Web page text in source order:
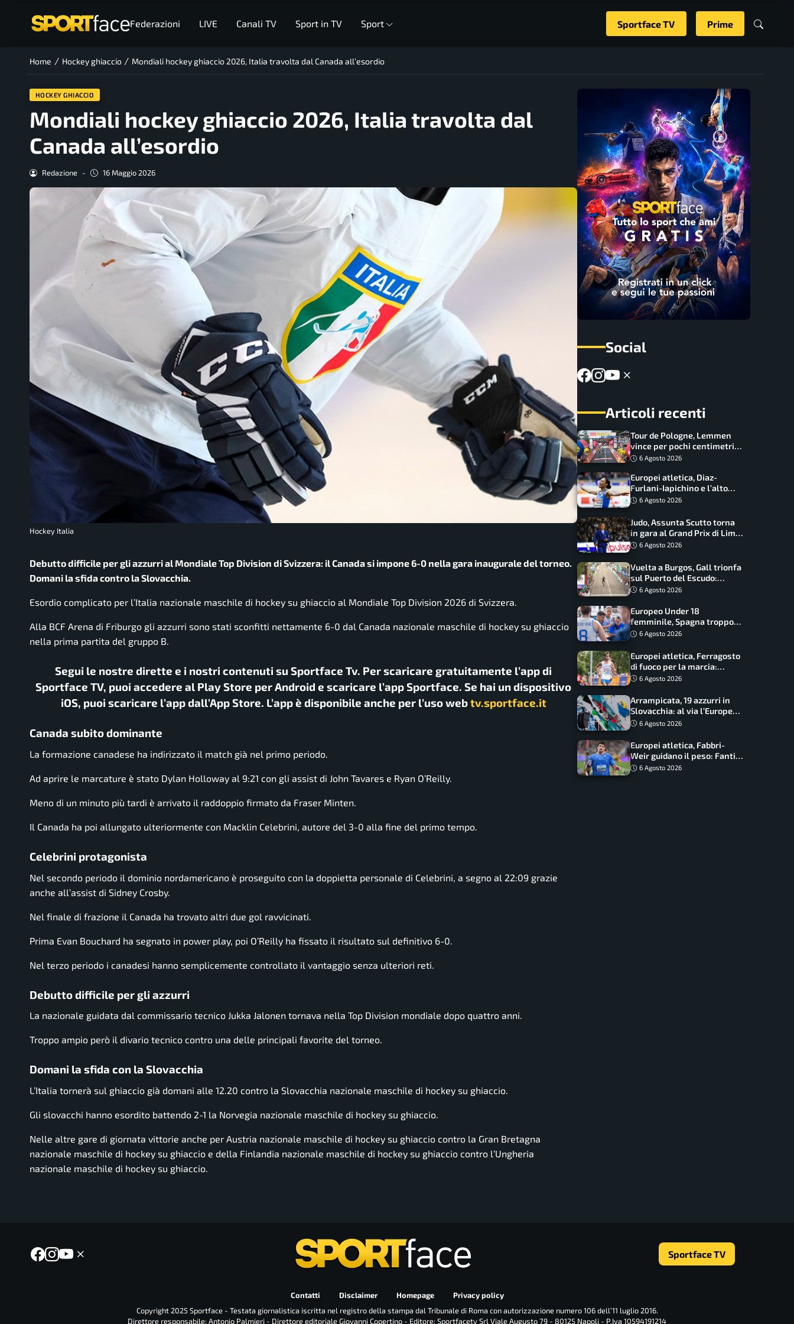
Federazioni LIVE Canali TV Sport in TV Sport Sportface TV Prime
Home / Hockey ghiaccio / Mondiali hockey ghiaccio 2026, Italia travolta dal Canada all’esordio
HOCKEY GHIACCIO
Mondiali hockey ghiaccio 2026, Italia travolta dal
Canada all’esordio
Redazione - 16 Maggio 2026
Hockey Italia
Debutto difficile per gli azzurri al Mondiale Top Division di Svizzera: il Canada si impone 6-0 nella gara inaugurale del torneo.
Domani la sfida contro la Slovacchia.
Esordio complicato per l’Italia nazionale maschile di hockey su ghiaccio al Mondiale Top Division 2026 di Svizzera.
Alla BCF Arena di Friburgo gli azzurri sono stati sconfitti nettamente 6-0 dal Canada nazionale maschile di hockey su ghiaccio
nella prima partita del gruppo B.
Segui le nostre dirette e i nostri contenuti su Sportface Tv. Per scaricare gratuitamente l’app di
Sportface TV, puoi accedere al Play Store per Android e scaricare l’app Sportface. Se hai un dispositivo
iOS, puoi scaricare l’app dall’App Store. L’app è disponibile anche per l’uso webtv.sportface.it
Canada subito dominante
La formazione canadese ha indirizzato il match già nel primo periodo.
Ad aprire le marcature è stato Dylan Holloway al 9:21 con gli assist di John Tavares e Ryan O’Reilly.
Meno di un minuto più tardi è arrivato il raddoppio firmato da Fraser Minten.
Il Canada ha poi allungato ulteriormente con Macklin Celebrini, autore del 3-0 alla fine del primo tempo.
Celebrini protagonista
Nel secondo periodo il dominio nordamericano è proseguito con la doppietta personale di Celebrini, a segno al 22:09 grazie
anche all’assist di Sidney Crosby.
Nel finale di frazione il Canada ha trovato altri due gol ravvicinati.
Prima Evan Bouchard ha segnato in power play, poi O’Reilly ha fissato il risultato sul definitivo 6-0.
Nel terzo periodo i canadesi hanno semplicemente controllato il vantaggio senza ulteriori reti.
Debutto difficile per gli azzurri
La nazionale guidata dal commissario tecnico Jukka Jalonen tornava nella Top Division mondiale dopo quattro anni.
Troppo ampio però il divario tecnico contro una delle principali favorite del torneo.
Domani la sfida con la Slovacchia
L’Italia tornerà sul ghiaccio già domani alle 12.20 contro la Slovacchia nazionale maschile di hockey su ghiaccio
Gli slovacchi hanno esordito battendo 2-1 la Norvegia nazionale maschile di hockey su ghiaccio
Nelle altre gare di giornata vittorie anche per Austria nazionale maschile di hockey su ghiaccio contro la Gran Bretagna
nazionale maschile di hockey su ghiaccio e della Finlandia nazionale maschile di hockey su ghiaccio contro l’Ungheria
nazionale maschile di hockey su ghiaccio
Social
Articoli recenti
Tour de Pologne, Lemmen
vince per pochi centimetri
su Scaroni: maxi-caduta e
6 Agosto 2026
Europei atletica, Diaz-
Furlani-Iapichino e l’alto
azzurro: l’Italia sogna nei
6 Agosto 2026
Judo, Assunta Scutto torna
in gara al Grand Prix di Lima:
17 azzurri convocati
6 Agosto 2026
Vuelta a Burgos, Gall trionfa
sul Puerto del Escudo:
Ciccone secondo e nuova
6 Agosto 2026
Europeo Under 18
femminile, Spagna troppo
forte: Italia battuta 95-41,
6 Agosto 2026
Europei atletica, Ferragosto
di fuoco per la marcia:
Palmisano, Stano e
6 Agosto 2026
Arrampicata, 19 azzurri in
Slovacchia: al via l’Europe
Series Lead, tappa decisiva
6 Agosto 2026
Europei atletica, Fabbri-
Weir guidano il peso: Fantini
difende il titolo nel martello
6 Agosto 2026
Sportface TV
Contatti Disclaimer Homepage
Privacy policy
Copyright 2025 Sportface - Testata giornalistica iscritta nel registro della stampa dal Tribunale di Roma con autorizzazione numero 106 dell’11 luglio 2016.
Direttore responsabile: Antonio Palmieri - Direttore editoriale Giovanni Copertino - Editore: Sportfacetv Srl Viale Augusto 79 - 80125 Napoli - P.Iva 10594191214